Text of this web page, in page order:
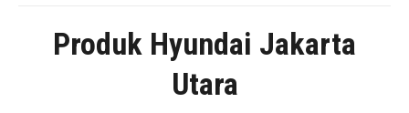
Produk Hyundai Jakarta
Utara